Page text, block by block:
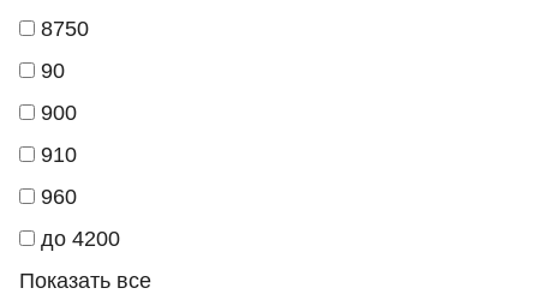
8750
90
900
910
960
до 4200
Показать все